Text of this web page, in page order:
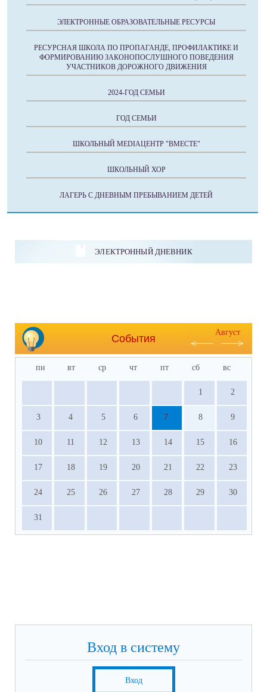
ЭЛЕКТРОННЫЕ ОБРАЗОВАТЕЛЬНЫЕ РЕСУРСЫ
РЕСУРСНАЯ ШКОЛА ПО ПРОПАГАНДЕ, ПРОФИЛАКТИКЕ И
ФОРМИРОВАНИЮ ЗАКОНОПОСЛУШНОГО ПОВЕДЕНИЯ
УЧАСТНИКОВ ДОРОЖНОГО ДВИЖЕНИЯ
2024-ГОД СЕМЬИ
ГОД СЕМЬИ
ШКОЛЬНЫЙ MEDIAЦЕНТР "ВМЕСТЕ"
ШКОЛЬНЫЙ ХОР
ЛАГЕРЬ С ДНЕВНЫМ ПРЕБЫВАНИЕМ ДЕТЕЙ
ЭЛЕКТРОННЫЙ ДНЕВНИК
События
Август
пн вт ср чт пт сб вс
1 2
3 4 5 6 7 8 9
10 11 12 13 14 15 16
17 18 19 20 21 22 23
24 25 26 27 28 29 30
31
Вход в систему
Вход